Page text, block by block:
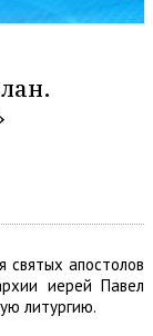
апостолов
иерей Павел
литургию.